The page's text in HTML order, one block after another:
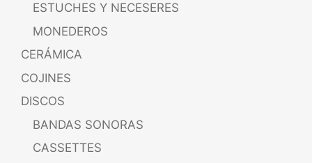
ESTUCHES Y NECESERES
MONEDEROS
CERÁMICA
COJINES
DISCOS
BANDAS SONORAS
CASSETTES